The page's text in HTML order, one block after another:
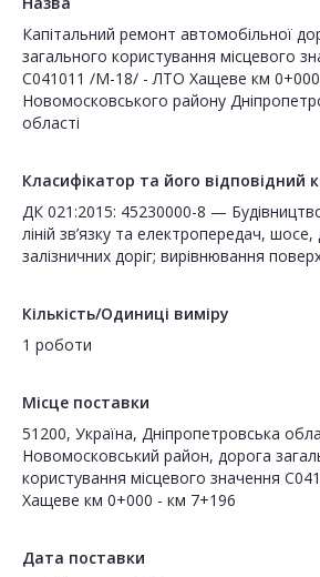
Капітальний ремонт автомобільної
загального користування місцевого
С041011 /М-18/ - ЛТО Хащеве км
Новомосковського району
області
Класифікатор та його відповідний
ДК 021:2015: 45230000-8 —
ліній зв’язку та електропередач, шосе,
залізничних доріг; вирівнювання
Кількість/Одиниці виміру
1 роботи
Місце поставки
51200, Україна, Дніпропетровська
Новомосковський район, дорога
користування місцевого значення
Хащеве км 0+000 - км 7+196
Дата поставки